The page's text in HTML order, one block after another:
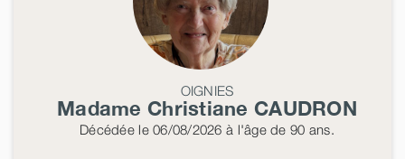
OIGNIES
Madame Christiane CAUDRON
Décédéele 06/08/2026 à l'âge de 90 ans.